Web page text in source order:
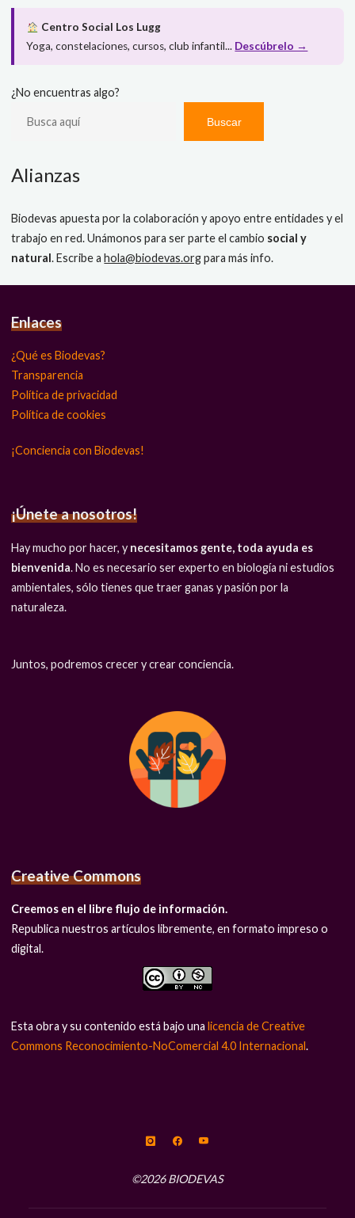
Centro Social Los Lugg
Yoga, constelaciones, cursos, club infantil... Descúbrelo →
¿No encuentras algo?
Buscar
Alianzas
Biodevas apuesta por la colaboración y apoyo entre entidades y el
trabajo en red. Unámonos para ser parte el cambio social y
natural. Escribe ahola@biodevas.orgpara más info.
Enlaces
¿Qué es Biodevas?
Transparencia
Política de privacidad
Política de cookies
¡Conciencia con Biodevas!
¡Únete a nosotros!
Hay mucho por hacer, y necesitamos gente, toda ayuda es
bienvenida. No es necesario ser experto en biología ni estudios
ambientales, sólo tienes que traer ganas y pasión por la
naturaleza.
Juntos, podremos crecer y crear conciencia.
Creative Commons
Creemos en el libre flujo de información.
Republica nuestros artículos libremente, en formato impreso o
digital.
Esta obra y su contenido está bajo unalicencia de Creative
Commons Reconocimiento-NoComercial 4.0 Internacional.
©2026 BIODEVAS